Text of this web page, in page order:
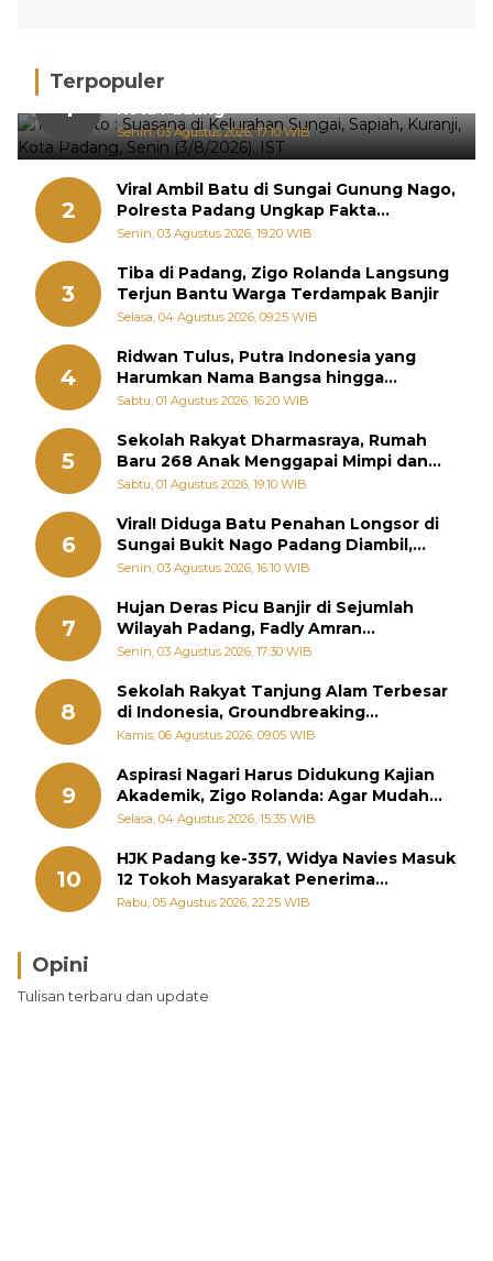
Terpopuler
1
Hujan Deras, 15 Titik Banjir Terdeteksi di
Kota Padang
Senin, 03 Agustus 2026, 17:10 WIB
2
Viral Ambil Batu di Sungai Gunung Nago,
Polresta Padang Ungkap Fakta
Sebenarnya
Senin, 03 Agustus 2026, 19:20 WIB
3
Tiba di Padang, Zigo Rolanda Langsung
Terjun Bantu Warga Terdampak Banjir
Selasa, 04 Agustus 2026, 09:25 WIB
4
Ridwan Tulus, Putra Indonesia yang
Harumkan Nama Bangsa hingga
Diabadikan dalam Buku Jepang
Sabtu, 01 Agustus 2026, 16:20 WIB
5
Sekolah Rakyat Dharmasraya, Rumah
Baru 268 Anak Menggapai Mimpi dan
Memutus Rantai Kemiskinan
Sabtu, 01 Agustus 2026, 19:10 WIB
6
Viral! Diduga Batu Penahan Longsor di
Sungai Bukit Nago Padang Diambil,
Warga Khawatir Bencana Terulang
Senin, 03 Agustus 2026, 16:10 WIB
7
Hujan Deras Picu Banjir di Sejumlah
Wilayah Padang, Fadly Amran
Perintahkan OPD Siaga
Senin, 03 Agustus 2026, 17:30 WIB
8
Sekolah Rakyat Tanjung Alam Terbesar
di Indonesia, Groundbreaking
September
Kamis, 06 Agustus 2026, 09:05 WIB
9
Aspirasi Nagari Harus Didukung Kajian
Akademik, Zigo Rolanda: Agar Mudah
Diperjuangkan di Kementerian
Selasa, 04 Agustus 2026, 15:35 WIB
10
HJK Padang ke-357, Widya Navies Masuk
12 Tokoh Masyarakat Penerima
Penghargaan Pemko Padang
Rabu, 05 Agustus 2026, 22:25 WIB
Opini
Tulisan terbaru dan update